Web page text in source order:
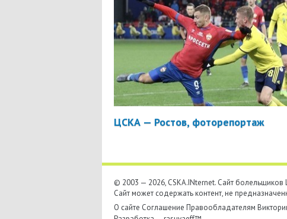
ЦСКА — Ростов, фоторепортаж
© 2003 — 2026, CSKA.INternet. Cайт
Сайт может содержать контент, не
О сайте Соглашение Правообладателям